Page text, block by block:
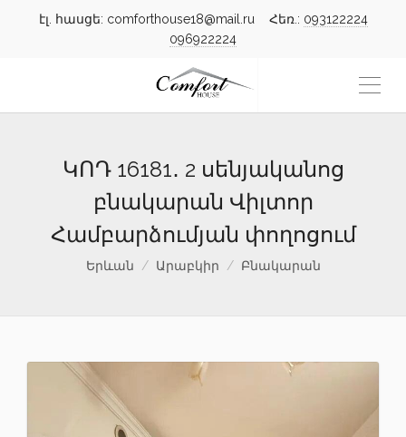
էլ. հասցե: comforthouse18@mail.ru Հեռ.: 093122224
096922224
ԿՈԴ 16181․ 2 սենյականոց
բնակարան Վիլտոր
Համբարձումյան փողոցում
Երևան Արաբկիր Բնակարան